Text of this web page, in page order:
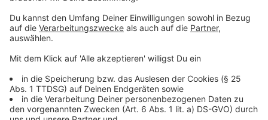
Büderich, Landsknecht U – Kaarster Bf
Stadthalle - Schlesische Straße - Vennhauser Allee
Linie 730